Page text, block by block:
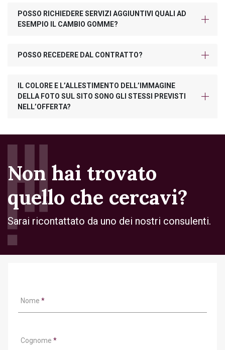
POSSO RICHIEDERE SERVIZI AGGIUNTIVI QUALI AD
ESEMPIO IL CAMBIO GOMME?
POSSO RECEDERE DAL CONTRATTO?
IL COLORE E L’ALLESTIMENTO DELL’IMMAGINE
DELLA FOTO SUL SITO SONO GLI STESSI PREVISTI
NELL’OFFERTA?
Non hai trovato
quello che cercavi?
Sarai ricontattato da uno dei nostri consulenti.
Nome *
Cognome *